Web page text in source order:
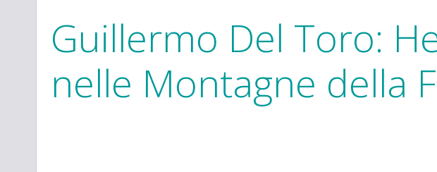
Guillermo Del Toro:
nelle Montagne della